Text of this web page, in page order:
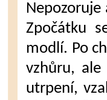
Zpo­čátku
modlí. Po
vzhůru, ale
utrpení,